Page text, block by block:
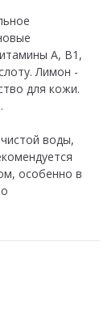
А, В1,
Лимон -
для кожи.
воды,
особенно в